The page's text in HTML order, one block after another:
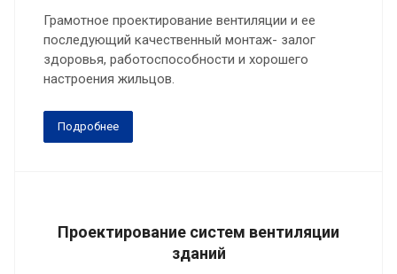
Грамотное проектирование вентиляции и ее
последующий качественный монтаж- залог
здоровья, работоспособности и хорошего
настроения жильцов.
Подробнее
Проектирование систем вентиляции
зданий